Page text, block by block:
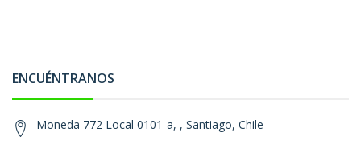
ENCUÉNTRANOS
Moneda 772 Local 0101-a, , Santiago, Chile